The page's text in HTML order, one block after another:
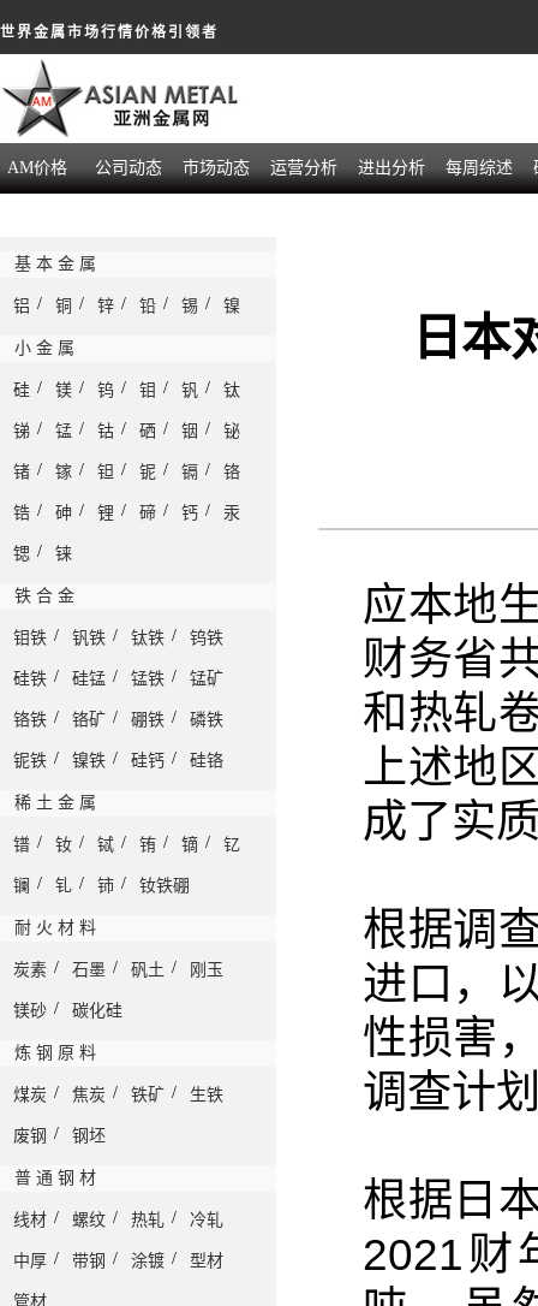
世界金属市场行情价格引领者
AM价格 公司动态 市场动态 运营分析 进出分析 每周综述
基 本 金 属
铝 / 铜 / 锌 / 铅 / 锡 / 镍
小 金 属
硅 / 镁 / 钨 / 钼 / 钒 / 钛
锑 / 锰 / 钴 / 硒 / 铟 / 铋
锗 / 镓 / 钽 / 铌 / 镉 / 铬
锆 / 砷 / 锂 / 碲 / 钙 / 汞
锶 / 铼
铁 合 金
钼铁 / 钒铁 / 钛铁 / 钨铁
硅铁 / 硅锰 / 锰铁 / 锰矿
铬铁 / 铬矿 / 硼铁 / 磷铁
铌铁 / 镍铁 / 硅钙 / 硅铬
稀 土 金 属
镨 / 钕 / 铽 / 铕 / 镝 / 钇
镧 / 钆 / 铈 / 钕铁硼
耐 火 材 料
炭素 / 石墨 / 矾土 / 刚玉
镁砂 / 碳化硅
炼 钢 原 料
煤炭 / 焦炭 / 铁矿 / 生铁
废钢 / 钢坯
普 通 钢 材
线材 / 螺纹 / 热轧 / 冷轧
中厚 / 带钢 / 涂镀 / 型材
管材
日本
应本地
财务省
和热轧
上述地
成了实
根据调
进口，
性损害
调查计
根据日
2021财